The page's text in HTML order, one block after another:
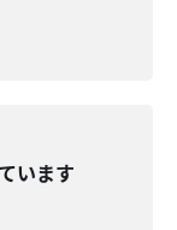
います